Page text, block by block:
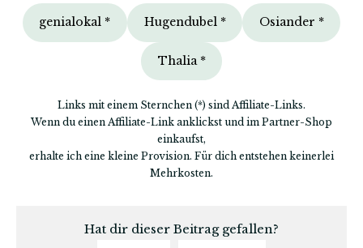
genialokal * Hugendubel * Osiander *
Thalia *
Links mit einem Sternchen (*) sind Affiliate-Links.
Wenn du einen Affiliate-Link anklickst und im Partner-Shop
einkaufst,
erhalte ich eine kleine Provision. Für dich entstehen keinerlei
Mehrkosten.
Hat dir dieser Beitrag gefallen?